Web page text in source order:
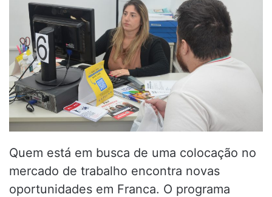
Quem está em busca de uma colocação no
mercado de trabalho encontra novas
oportunidades em Franca. O programa